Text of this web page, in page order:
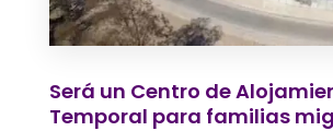
Será un Centro de
Temporal para familias